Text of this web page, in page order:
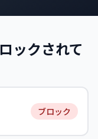
ックされて
ブロック